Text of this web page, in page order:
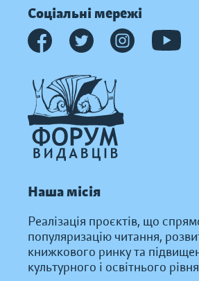
Соціальні мережі
Наша місія
Реалізація проєктів, що
популяризацію читання,
книжкового ринку та
культурного і освітнього